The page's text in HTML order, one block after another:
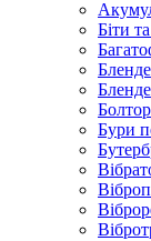
Біти
Бури